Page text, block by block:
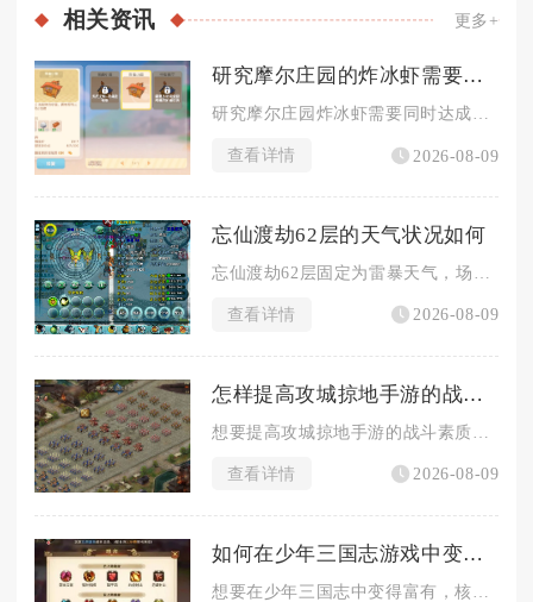
相关资讯 更多+
研究摩尔庄园的炸冰虾需要什么条件
研究摩尔庄园炸冰虾需要同时达成厨师SMC10级解锁权限、备齐...
查看详情 2026-08-09
忘仙渡劫62层的天气状况如何
查看详情 2026-08-09
怎样提高攻城掠地手游的战斗素质
查看详情 2026-08-09
如何在少年三国志游戏中变得富有